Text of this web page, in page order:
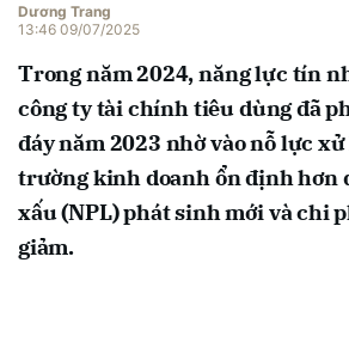
Dương Trang
13:46 09/07/2025
Trong năm 2024, năng lực tín
công ty tài chính tiêu dùng đã
đáy năm 2023 nhờ vào nỗ lực
trường kinh doanh ổn định hơn
xấu (NPL) phát sinh mới và chi
giảm.